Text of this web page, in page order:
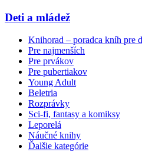
Deti a mládež
Knihorad – poradca kníh pre
Pre najmenších
Pre prvákov
Pre pubertiakov
Young Adult
Beletria
Rozprávky
Sci-fi, fantasy a komiksy
Leporelá
Náučné knihy
Ďalšie kategórie